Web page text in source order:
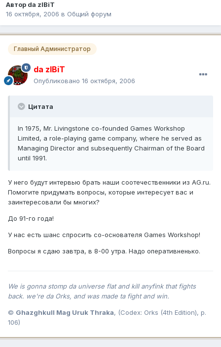
Автор da zIBiT
16 октября, 2006 в Общий форум
Главный Администратор
da zIBiT
Опубликовано 16 октября, 2006
Цитата
In 1975, Mr. Livingstone co-founded Games Workshop
Limited, a role-playing game company, where he served as
Managing Director and subsequently Chairman of the Board
until 1991.
У него будут интервью брать наши соотечественники из AG.ru.
Помогите придумать вопросы, которые интересует вас и
заинтересовали бы многих?
До 91-го года!
У нас есть шанс спросить со-основателя Games Workshop!
Вопросы я сдаю завтра, в 8-00 утра. Надо оперативненько.
We is gonna stomp da universe flat and kill anyfink that fights
back. we're da Orks, and was made ta fight and win.
© Ghazghkull Mag Uruk Thraka, (Codex: Orks (4th Edition), p.
106)